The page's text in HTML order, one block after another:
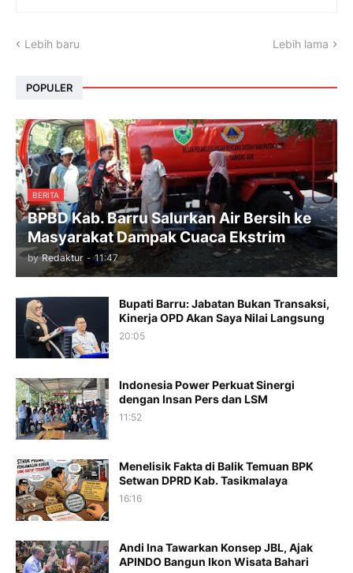
Lebih baru Lebih lama
POPULER
BERITA
BPBD Kab. Barru Salurkan Air Bersih ke
Masyarakat Dampak Cuaca Ekstrim
by Redaktur - 11:47
Bupati Barru: Jabatan Bukan Transaksi,
Kinerja OPD Akan Saya Nilai Langsung
20:05
Indonesia Power Perkuat Sinergi
dengan Insan Pers dan LSM
11:52
Menelisik Fakta di Balik Temuan BPK
Setwan DPRD Kab. Tasikmalaya
16:16
Andi Ina Tawarkan Konsep JBL, Ajak
APINDO Bangun Ikon Wisata Bahari